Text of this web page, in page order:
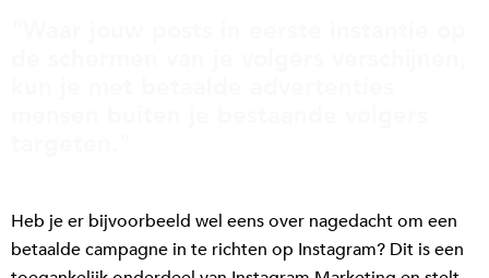
Heb je er bijvoorbeeld wel eens over nagedacht om een
betaalde campagne in te richten op Instagram? Dit is een